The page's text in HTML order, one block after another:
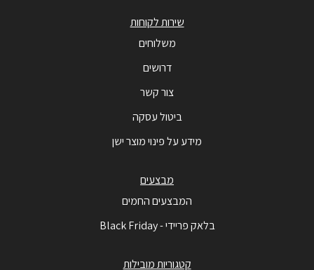
שירות לקוחות
משלוחים
דרושים
צור קשר
ביטול עסקה
מידע על פינוי מוצר ישן
מבצעים
המבצעים החמים
בלאק פריידי - Black Friday
קטגוריות מובילות